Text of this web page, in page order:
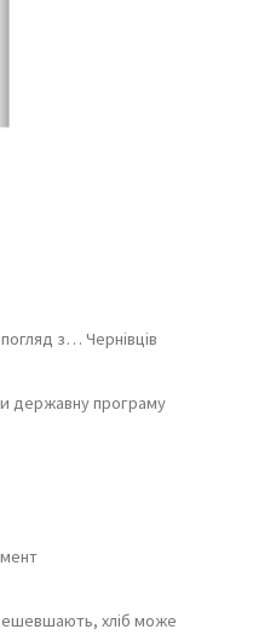
з… Чернівців
державну програму
хліб може